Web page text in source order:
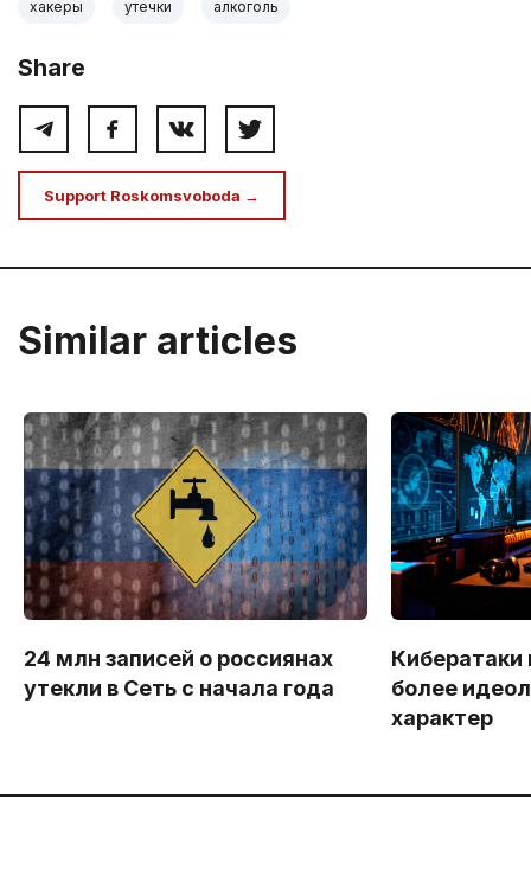
хакеры утечки алкоголь
Share
Support Roskomsvoboda →
Similar articles
24 млн записей о россиянах
утекли в Сеть с начала года
Кибератаки
более
характер